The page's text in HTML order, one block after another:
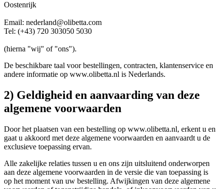
Oostenrijk
Email: nederland@olibetta.com
Tel: (+43) 720 303050 5030
(hierna "wij" of "ons").
De beschikbare taal voor bestellingen, contracten, klantenservice en
andere informatie op www.olibetta.nl is Nederlands.
2) Geldigheid en aanvaarding van deze
algemene voorwaarden
Door het plaatsen van een bestelling op www.olibetta.nl, erkent u en
gaat u akkoord met deze algemene voorwaarden en aanvaardt u de
exclusieve toepassing ervan.
Alle zakelijke relaties tussen u en ons zijn uitsluitend onderworpen
aan deze algemene voorwaarden in de versie die van toepassing is
op het moment van uw bestelling. Afwijkingen van deze algemene